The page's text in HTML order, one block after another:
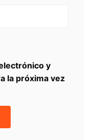
y
la próxima vez